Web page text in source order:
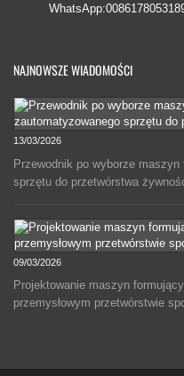
NAJNOWSZE WIADOMOŚCI
13/03/2026
Przewodnik po wyborze
sprzętu do przetwórstwa
09/03/2026
Projektowanie maszyn
przemysłowym przetwórstwie